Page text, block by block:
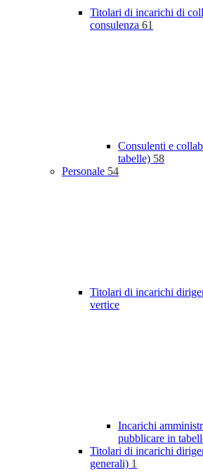
Titolari di incarichi di
consulenza 61
Consulenti e
tabelle) 58
Personale 54
Titolari di incarichi
vertice
Incarichi
pubblicare in
Titolari di incarichi
generali) 1